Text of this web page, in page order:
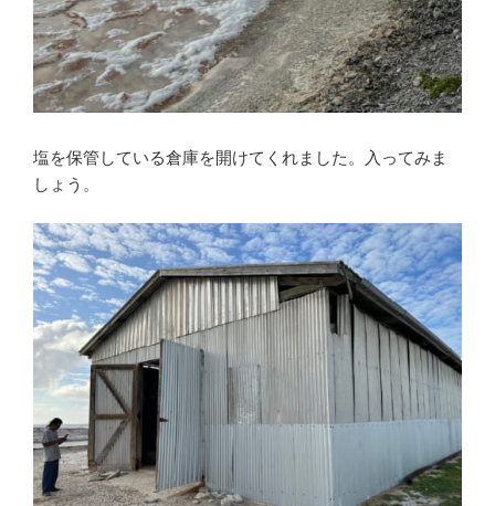
塩を保管している倉庫を開けてくれました。入ってみま
しょう。